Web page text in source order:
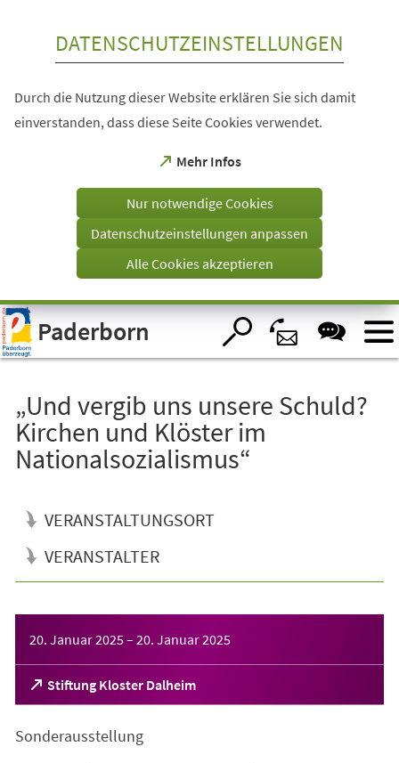
Visuelle
Assistenzsoftware
öffnen.
DATENSCHUTZEINSTELLUNGEN
Durch die Nutzung dieser Website erklären Sie sich damit
einverstanden, dass diese Seite Cookies verwendet.
Mehr Infos
(Öffnet
einem
Tab)
Nur notwendige Cookies
Datenschutzeinstellungen anpassen
Alle Cookies akzeptieren
Paderborn
„Und vergib uns unsere Schuld?
Kirchen und Klöster im
Nationalsozialismus“
VERANSTALTUNGSORT
VERANSTALTER
20. Januar 2025– 20. Januar 2025
Stiftung Kloster Dalheim
(Öffnet
in
neuen
Sonderausstellung